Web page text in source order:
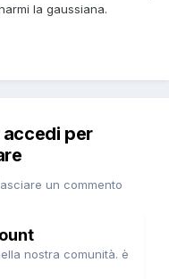
la gaussiana.
per
un commento
nostra comunità. è